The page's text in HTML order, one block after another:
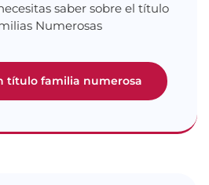
saber sobre el título
Numerosas
título familia numerosa